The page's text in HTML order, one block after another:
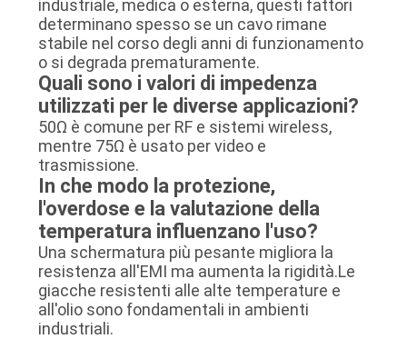
industriale, medica o esterna, questi fattori
determinano spesso se un cavo rimane
stabile nel corso degli anni di funzionamento
o si degrada prematuramente.
Quali sono i valori di impedenza
utilizzati per le diverse applicazioni?
50Ω è comune per RF e sistemi wireless,
mentre 75Ω è usato per video e
trasmissione.
In che modo la protezione,
l'overdose e la valutazione della
temperatura influenzano l'uso?
Una schermatura più pesante migliora la
resistenza all'EMI ma aumenta la rigidità.Le
giacche resistenti alle alte temperature e
all'olio sono fondamentali in ambienti
industriali.